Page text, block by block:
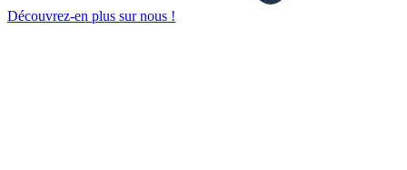
Découvrez-en plus sur nous !